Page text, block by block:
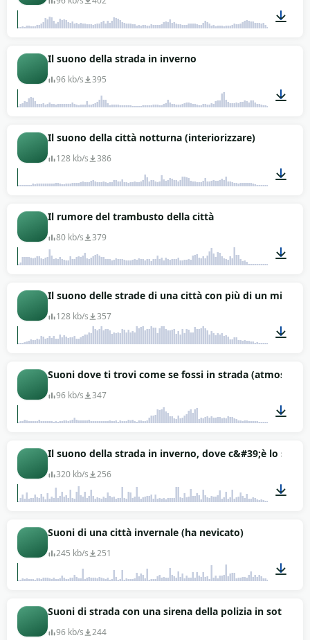
Il suono della strada in inverno
96 kb/s 395
Il suono della città notturna (interiorizzare)
128 kb/s 386
Il rumore del trambusto della città
80 kb/s 379
00:30
Il suono delle strade di una città con più di un
128 kb/s 357
00:57
Suoni dove ti trovi come se fossi in strada
96 kb/s 347
01:00
Il suono della strada in inverno, dove c&#39;è lo
320 kb/s 256
Suoni di una città invernale (ha nevicato)
245 kb/s 251
02:43
Suoni di strada con una sirena della polizia in
96 kb/s 244